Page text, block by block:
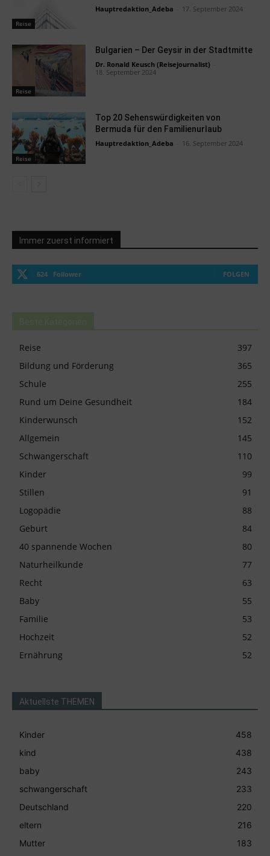
Reise
Hauptredaktion_Adeba 17. September 2024
Reise
Bulgarien – Der Geysir in der Stadtmitte
Dr. Ronald Keusch (Reisejournalist)
18. September 2024
Reise
Top 20 Sehenswürdigkeiten von
Bermuda für den Familienurlaub
Hauptredaktion_Adeba 16. September 2024
Immer zuerst informiert
624 Follower FOLGEN
Reise
397
Bildung und Förderung
365
Schule
255
Rund um Deine Gesundheit
184
Kinderwunsch
152
Allgemein
145
Schwangerschaft
110
Kinder
99
Stillen
91
Logopädie
88
Geburt
84
40 spannende Wochen
80
Naturheilkunde
77
Recht
63
Baby
55
Familie
53
Hochzeit
52
Ernährung
52
Aktuellste THEMEN
Kinder
458
kind
438
baby
243
schwangerschaft
233
Deutschland
220
eltern
216
Mutter
183